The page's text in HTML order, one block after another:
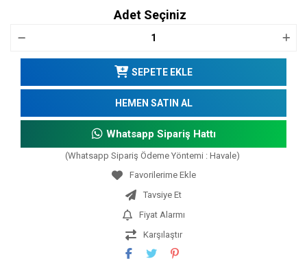
Adet Seçiniz
SEPETE EKLE
HEMEN SATIN AL
Whatsapp Sipariş Hattı
(Whatsapp Sipariş Ödeme Yöntemi : Havale)
Tavsiye Et
Fiyat Alarmı
Karşılaştır